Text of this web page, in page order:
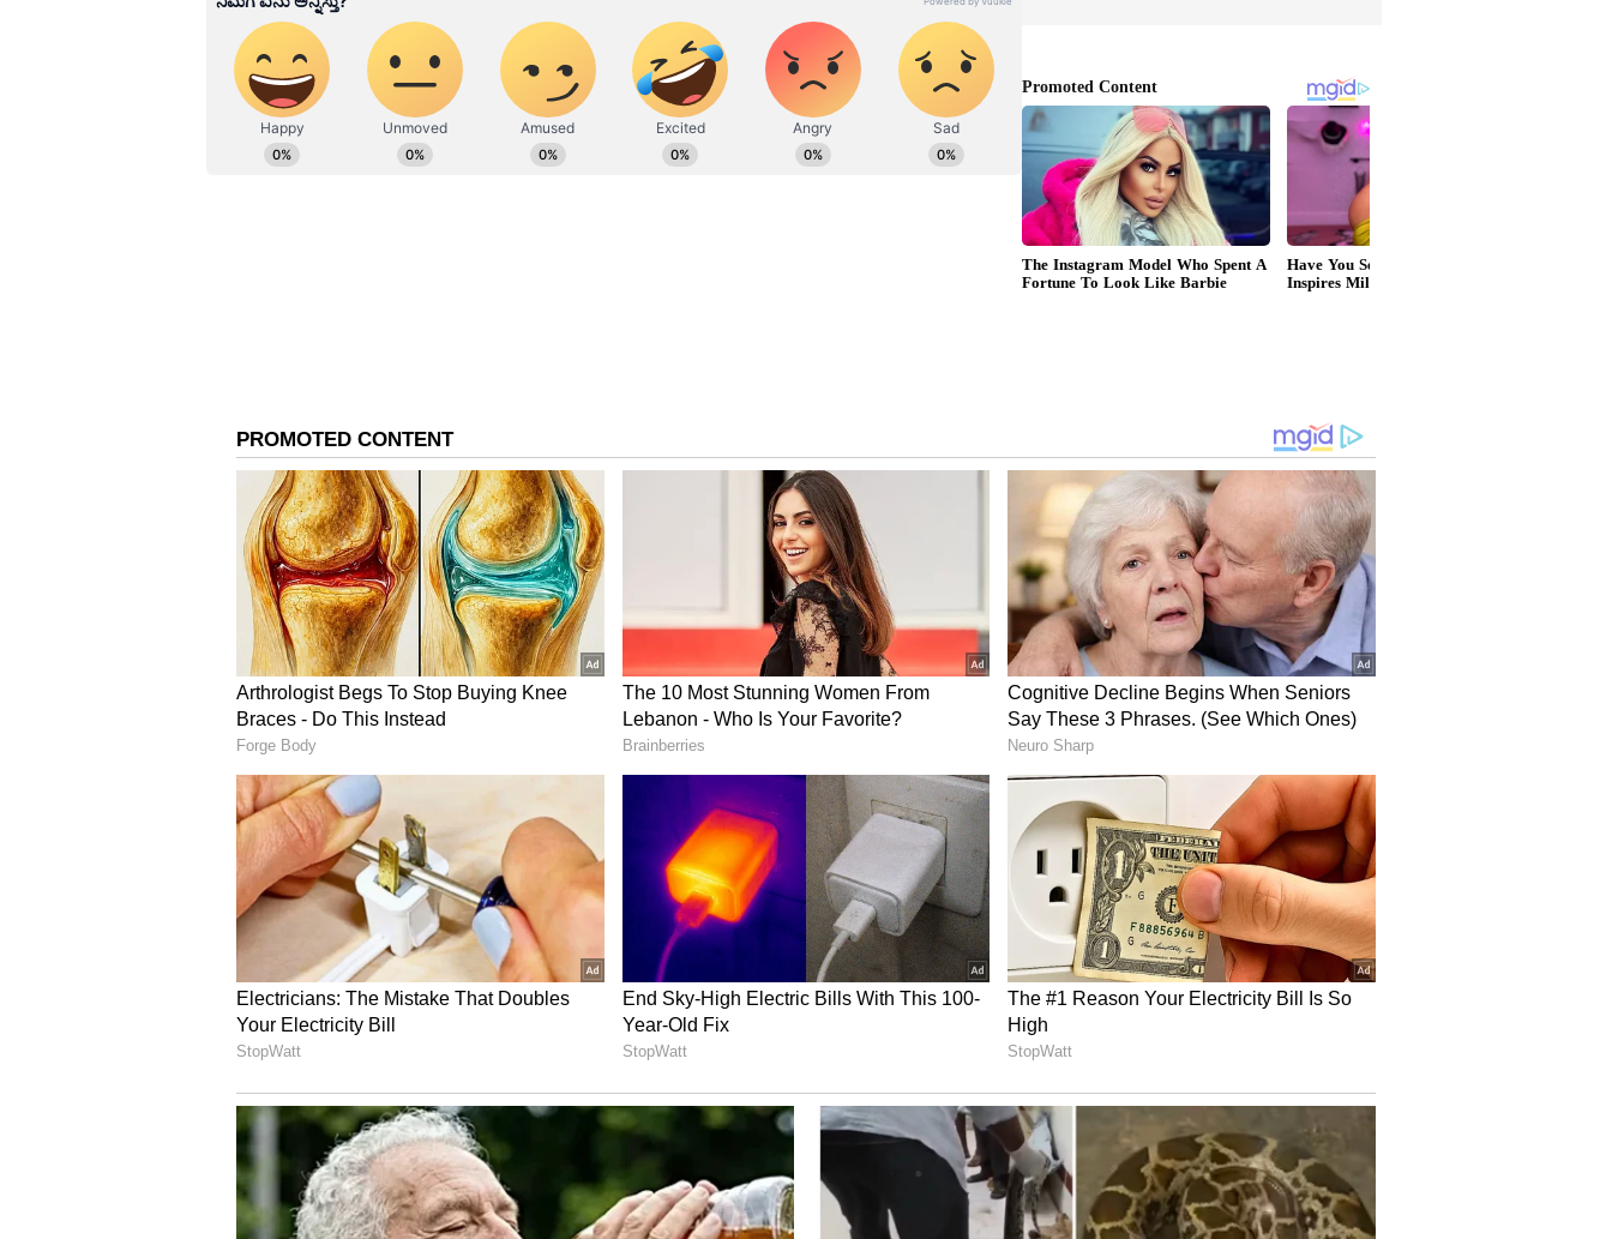
ವಿವಿ ಕುಲಪತಿ ಲಿಂಗರಾಜು ಗಾಂಧಿ ಮಾತನಾಡಿ, 38 ವಿದ್ಯಾರ್ಥಿಗಳಿಗೆ 51 ಚಿನ್ನದ ಪದಕ ಒಳಗೊಂಡಂತೆ ವಿವಿಯ
29,914 ಸ್ನಾತಕ, 5997 ಸ್ನಾತಕೋತ್ತರ ಸೇರಿದಂತೆ ಒಟ್ಟು 35,911 ವಿದ್ಯಾರ್ಥಿಗಳಿಗೆ ಪದವಿ ಪ್ರದಾನ
ಮಾಡಲಾಗುವುದು. ಇದರಲ್ಲಿ 21,239 ವಿದ್ಯಾರ್ಥಿನಿಯರು, 14,672 ವಿದ್ಯಾರ್ಥಿಗಳಿದ್ದಾರೆ. 61 ವಿದ್ಯಾರ್ಥಿಗಳು
ರಾರ‍ಯಂಕ್‌ ಪಡೆದಿದ್ದಾರೆ. ಹೊಸ ವಿವಿ ಆಗಿರುವುದರಿಂದ ವಿಶ್ವವಿದ್ಯಾಲಯವೇ 38 ಚಿನ್ನದ ಪದಕ ಮತ್ತು
ದಾನಿಗಳು 13 ಚಿನ್ನದ ಪದಕ ನೀಡುತ್ತಿದ್ದಾರೆ ಎಂದು ಮಾಹಿತಿ ನೀಡಿದರು.
ಸೆಂಟ್ರಲ್‌ ಕಾಲೇಜಿನ ಎಂಎಸ್ಸಿ ರಸಾಯನಶಾಸ್ತ್ರ ವಿಭಾಗದ ಪದ್ಮಾವತಿ ವಿ.ಕೆ.ನಾಯರ್‌, ಕೃಪಾನಿಧಿ ಕಾಲೇಜಿನ
ಬಿಕಾಂ ವಿಭಾಗದ ಎಂ.ಅಜಿತ್‌ಕುಮಾರ್‌, ಶೇಷಾದ್ರಿಪುರಂ ಕಾಲೇಜಿನ ಬಿಬಿಎ ವಿದ್ಯಾರ್ಥಿನಿ ಎಸ್‌.ದೀಪ್ತಿ ತಲಾ 3
ಚಿನ್ನದ ಪದಕಕ್ಕೆ ಭಾಜನರಾಗಿದ್ದು ಪ್ರಮುಖರಾಗಿದ್ದಾರೆ.
Mysuru: ಉತ್ಪನ್ನಗಳ ಗುಣಮಟ್ಟ ಕಾಪಾಡಿಕೊಳ್ಳಿ: ರಾಜ್ಯಪಾಲ ಥಾವರ್‌ ಚಂದ್‌ ಗೆಹ್ಲೋತ್‌
ಸಂಶೋಧನೆಗೆ ಅನುದಾನ ಸಾಲದು: ಮಂಜುನಾಥ್‌
ನಿಧಿಯ ಕೊರತೆಯಿಂದಾಗಿ ಬಹುತೇಕ ಎಲ್ಲ ವಿವಿಗಳಲ್ಲಿ ಸಂಶೋಧನಾ ಕಾರ್ಯಗಳಿಗೆ ಹಿನ್ನಡೆ ಉಂಟಾಗಿದೆ. ರಾಜ್ಯ
ಸರ್ಕಾರ ಮತ್ತು ವಿಶ್ವವಿದ್ಯಾಲಯ ಅನುದಾನ ಆಯೋಗವು ಸಾಕಷ್ಟು ಅನುದಾನ ನೀಡಬೇಕು ಎಂದು ಮುಖ್ಯ
ಡಾ.ಸಿ.ಎನ್‌.ಮಂಜುನಾಥ್‌ ಒತ್ತಾಯಿಸಿದರು.
ವಿದ್ಯಾರ್ಥಿಗಳು ಪದವಿ, ಪದಕ ಪಡೆದರೆ ಮಾತ್ರ ಸಾಲದು. ಜ್ಞಾನದ ಜೊತೆಗೆ ಸಂಸ್ಕಾರ, ವಿವೇಕ, ಮಾನವೀಯತೆ
ಬೆಳೆಸಿಕೊಳ್ಳಬೇಕು. ಇಂದು ಅನೇಕ ವಿದ್ಯಾವಂತರು ದುಷ್ಕೃತ್ಯಗಳಲ್ಲಿ ತೊಡಗಿಕೊಳ್ಳುತ್ತಿರುವುದು ಕಳವಳಕಾರಿ.
ನಮ್ಮ ಬುದ್ಧಿವಂತಿಕೆಯನ್ನು ರಚನಾತ್ಮಕ ಉದ್ದೇಶಗಳಿಗೆ ಬಳಸಬೇಕು. ಸೋಲುಗಳಿಗೆ ಎದೆಗುಂದಬೇಡಿ. ಆತ್ಮ